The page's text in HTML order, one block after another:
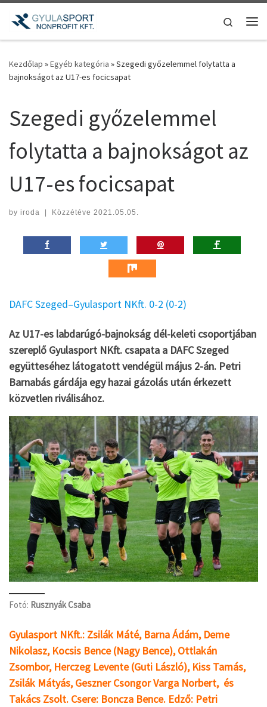
Teljes tartalom megjelenítése
Search
Kezdőlap »Egyéb kategória »Szegedi győzelemmel folytatta a
bajnokságot az U17-es focicsapat
Szegedi győzelemmel
folytatta a bajnokságot az
U17-es focicsapat
by iroda | Közzétéve 2021.05.05.
DAFC Szeged–Gyulasport NKft. 0-2 (0-2)
Az U17-es labdarúgó-bajnokság dél-keleti csoportjában
szereplő Gyulasport NKft. csapata a DAFC Szeged
együtteséhez látogatott vendégül május 2-án. Petri
Barnabás gárdája egy hazai gázolás után érkezett
közvetlen riválisához.
Fotó: Rusznyák Csaba
Gyulasport NKft.: Zsilák Máté, Barna Ádám, Deme
Nikolasz, Kocsis Bence (Nagy Bence), Ottlakán
Zsombor, Herczeg Levente (Guti László), Kiss Tamás,
Zsilák Mátyás, Geszner Csongor Varga Norbert, és
Takács Zsolt. Csere: Boncza Bence. Edző: Petri